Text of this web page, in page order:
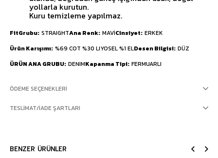
yollarla kurutun.
Kuru temizleme yapılmaz.
FitGrubu STRAIGHTAna Renk MAVİCinsiyet ERKEK
Ürün Karışımı %69 COT %30 LIYOSEL %1 ELDesen Bilgisi DÜZ
ÜRÜN ANA GRUBU DENIMKapanma Tipi FERMUARLI
ÖDEME SEÇENEKLERI
TESLIMAT/İADE ŞARTLARI
BENZER ÜRÜNLER